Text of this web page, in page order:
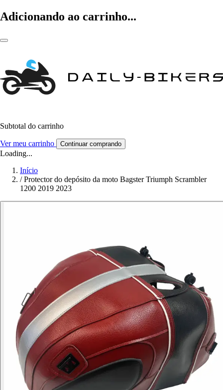
Adicionando ao carrinho...
Subtotal do carrinho
Ver meu carrinho Continuar comprando
Loading...
Início
/ Protector do depósito da moto Bagster Triumph Scrambler
1200 2019 2023